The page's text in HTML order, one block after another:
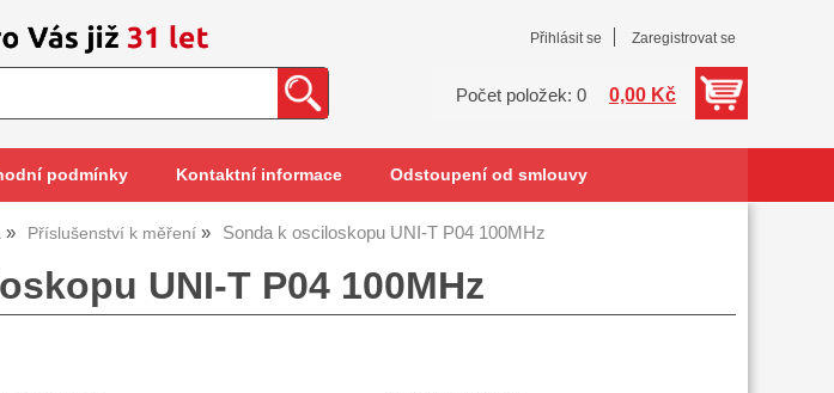
Přihlásit se Zaregistrovat se
Počet položek: 0 0,00 Kč
podmínky Kontaktní informace Odstoupení od smlouvy
Příslušenství k měření Sonda k osciloskopu UNI-T P04 100MHz
UNI-T P04 100MHz